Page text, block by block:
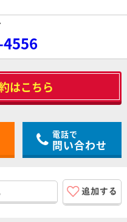
はこちら
電話で
問い合わせ